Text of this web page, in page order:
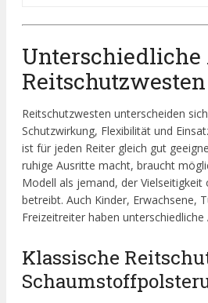
Reitschutzwesten
Reitschutzwesten unterscheiden
Schutzwirkung, Flexibilität und
ist für jeden Reiter gleich gut
ruhige Ausritte macht, braucht
Modell als jemand, der Vielseitigkeit
betreibt. Auch Kinder, Erwachsene,
Freizeitreiter haben
Klassische